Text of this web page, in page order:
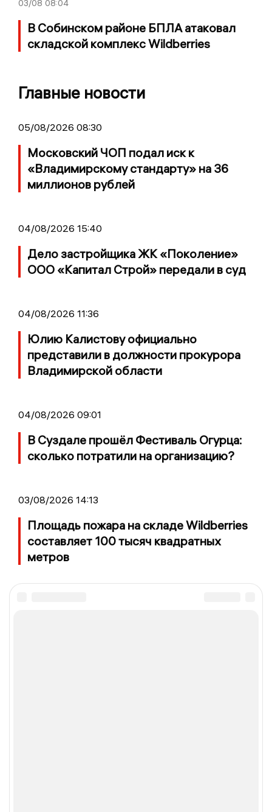
03/08 08:04
В Собинском районе БПЛА атаковал
складской комплекс Wildberries
Главные новости
05/08/2026 08:30
Московский ЧОП подал иск к
«Владимирскому стандарту» на 36
миллионов рублей
04/08/2026 15:40
Дело застройщика ЖК «Поколение»
ООО «Капитал Строй» передали в суд
04/08/2026 11:36
Юлию Калистову официально
представили в должности прокурора
Владимирской области
04/08/2026 09:01
В Суздале прошёл Фестиваль Огурца:
сколько потратили на организацию?
03/08/2026 14:13
Площадь пожара на складе Wildberries
составляет 100 тысяч квадратных
метров